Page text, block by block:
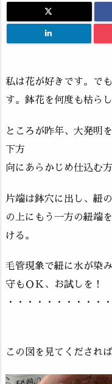
私は花が好きです。で
す。鉢花を何度も枯ら
ところが昨年、大発明
下方
向にあらかじめ仕込む方
片端は鉢穴に出し、紐
の上にもう一方の紐端
ける。
毛管現象で紐に水が染
守もＯＫ、お試しを！
・・・・・・・・・・
この図を見てくだされ